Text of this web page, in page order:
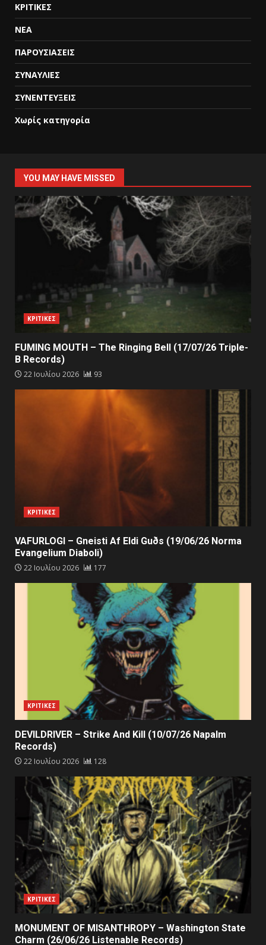
ΚΡΙΤΙΚΕΣ
ΝΕΑ
ΠΑΡΟΥΣΙΑΣΕΙΣ
ΣΥΝΑΥΛΙΕΣ
ΣΥΝΕΝΤΕΥΞΕΙΣ
Χωρίς κατηγορία
YOU MAY HAVE MISSED
ΚΡΙΤΙΚΕΣ
FUMING MOUTH – The Ringing Bell (17/07/26 Triple-
B Records)
22 Ιουλίου 2026 93
ΚΡΙΤΙΚΕΣ
VAFURLOGI – Gneisti Af Eldi Guðs (19/06/26 Norma
Evangelium Diaboli)
22 Ιουλίου 2026 177
ΚΡΙΤΙΚΕΣ
DEVILDRIVER – Strike And Kill (10/07/26 Napalm
Records)
22 Ιουλίου 2026 128
ΚΡΙΤΙΚΕΣ
MONUMENT OF MISANTHROPY – Washington State
Charm (26/06/26 Listenable Records)